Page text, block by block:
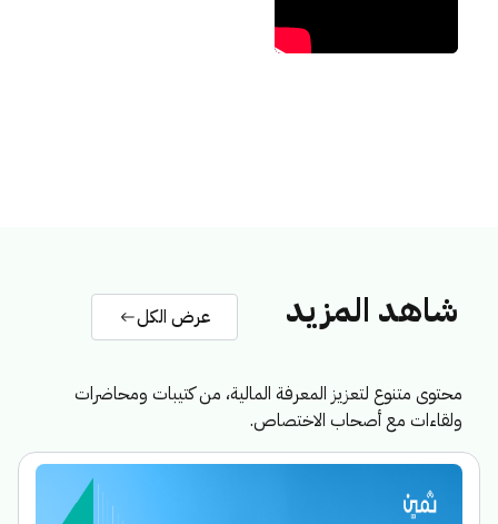
شاهد المزيد عرض الكل
محتوى متنوع لتعزيز المعرفة المالية، من كتيبات ومحاضرات
ولقاءات مع أصحاب الاختصاص.